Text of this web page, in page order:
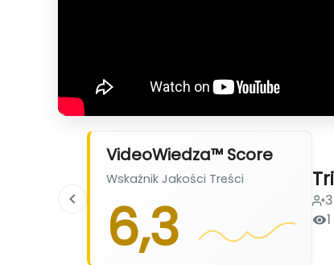
VideoWiedza™ Score
Wskaźnik Jakości Treści
6,3